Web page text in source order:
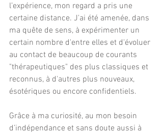
l’expérience, mon regard a pris une
certaine distance. J'ai été amenée, dans
ma quête de sens, à expérimenter un
certain nombre d'entre elles et d'évoluer
au contact de beaucoup de courants
"thérapeutiques" des plus classiques et
reconnus, à d'autres plus nouveaux,
ésotériques ou encore confidentiels.
Grâce à ma curiosité, au mon besoin
d’indépendance et sans doute aussi à